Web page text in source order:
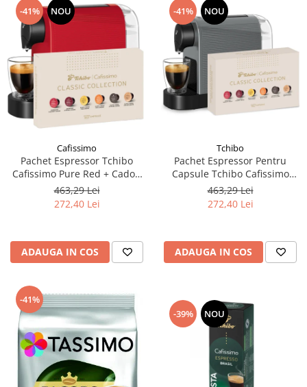
-41% NOU
Cafissimo
Pachet Espressor Tchibo
Cafissimo Pure Red + Cadou
60 de Capsule Cafissimo
Classic Collection
463,29 Lei
272,40 Lei
ADAUGA IN COS
-41% NOU
Tchibo
Pachet Espressor Pentru
Capsule Tchibo Cafissimo
Pure Grey + TCHIBO
CAFISSIMO Set Capsule 6
Sortimente - Bundle
463,29 Lei
272,40 Lei
ADAUGA IN COS
-41%
-39% NOU